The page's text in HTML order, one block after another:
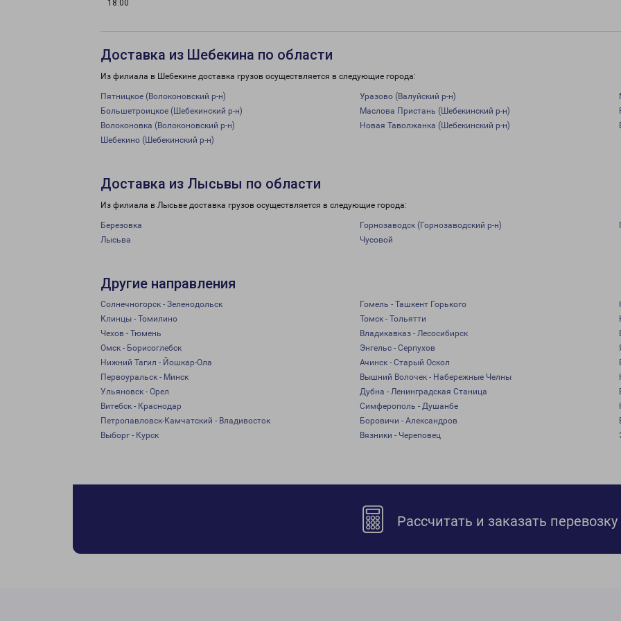
18:00
Доставка из Шебекина по области
Из филиала в Шебекине доставка грузов осуществляется в следующие города:
Пятницкое (Волоконовский р-н) Уразово (Валуйский р-н)
Большетроицкое (Шебекинский р-н)
Маслова Пристань (Шебекинский р-н)
Волоконовка (Волоконовский р-н)
Новая Таволжанка (Шебекинский р-н)
Шебекино (Шебекинский р-н)
Доставка из Лысьвы по области
Из филиала в Лысьве доставка грузов осуществляется в следующие города:
Березовка Горнозаводск (Горнозаводский р-н)
Лысьва
Чусовой
Другие направления
Солнечногорск - Зеленодольск Гомель - Ташкент Горького
Клинцы - Томилино
Томск - Тольятти
Чехов - Тюмень
Владикавказ - Лесосибирск
Омск - Борисоглебск
Энгельс - Серпухов
Нижний Тагил - Йошкар-Ола
Ачинск - Старый Оскол
Первоуральск - Минск
Вышний Волочек - Набережные Челны
Ульяновск - Орел
Дубна - Ленинградская Станица
Витебск - Краснодар
Симферополь - Душанбе
Петропавловск-Камчатский - Владивосток
Боровичи - Александров
Выборг - Курск
Вязники - Череповец
Рассчитать и заказать перевозку